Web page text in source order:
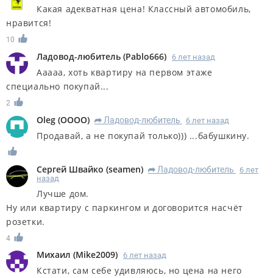
Какая адекватная цена! Классный автомобиль,
нравится!
10
Ладовод-любитель (Pablo666) 6 лет назад
Ааааа, хоть квартиру на первом этаже
специально покупай...
2
Oleg (OOOO) R Ладовод-любитель 6 лет назад
Продавай, а не покупай только))) ...бабушкину.
Сергей Швайко (seamen) R Ладовод-любитель
6 лет
назад
Лучше дом.
Ну или квартиру с паркингом и договорится насчёт
розетки.
4
Михаил (Mike2009) 6 лет назад
Кстати, сам себе удивляюсь, но цена на него